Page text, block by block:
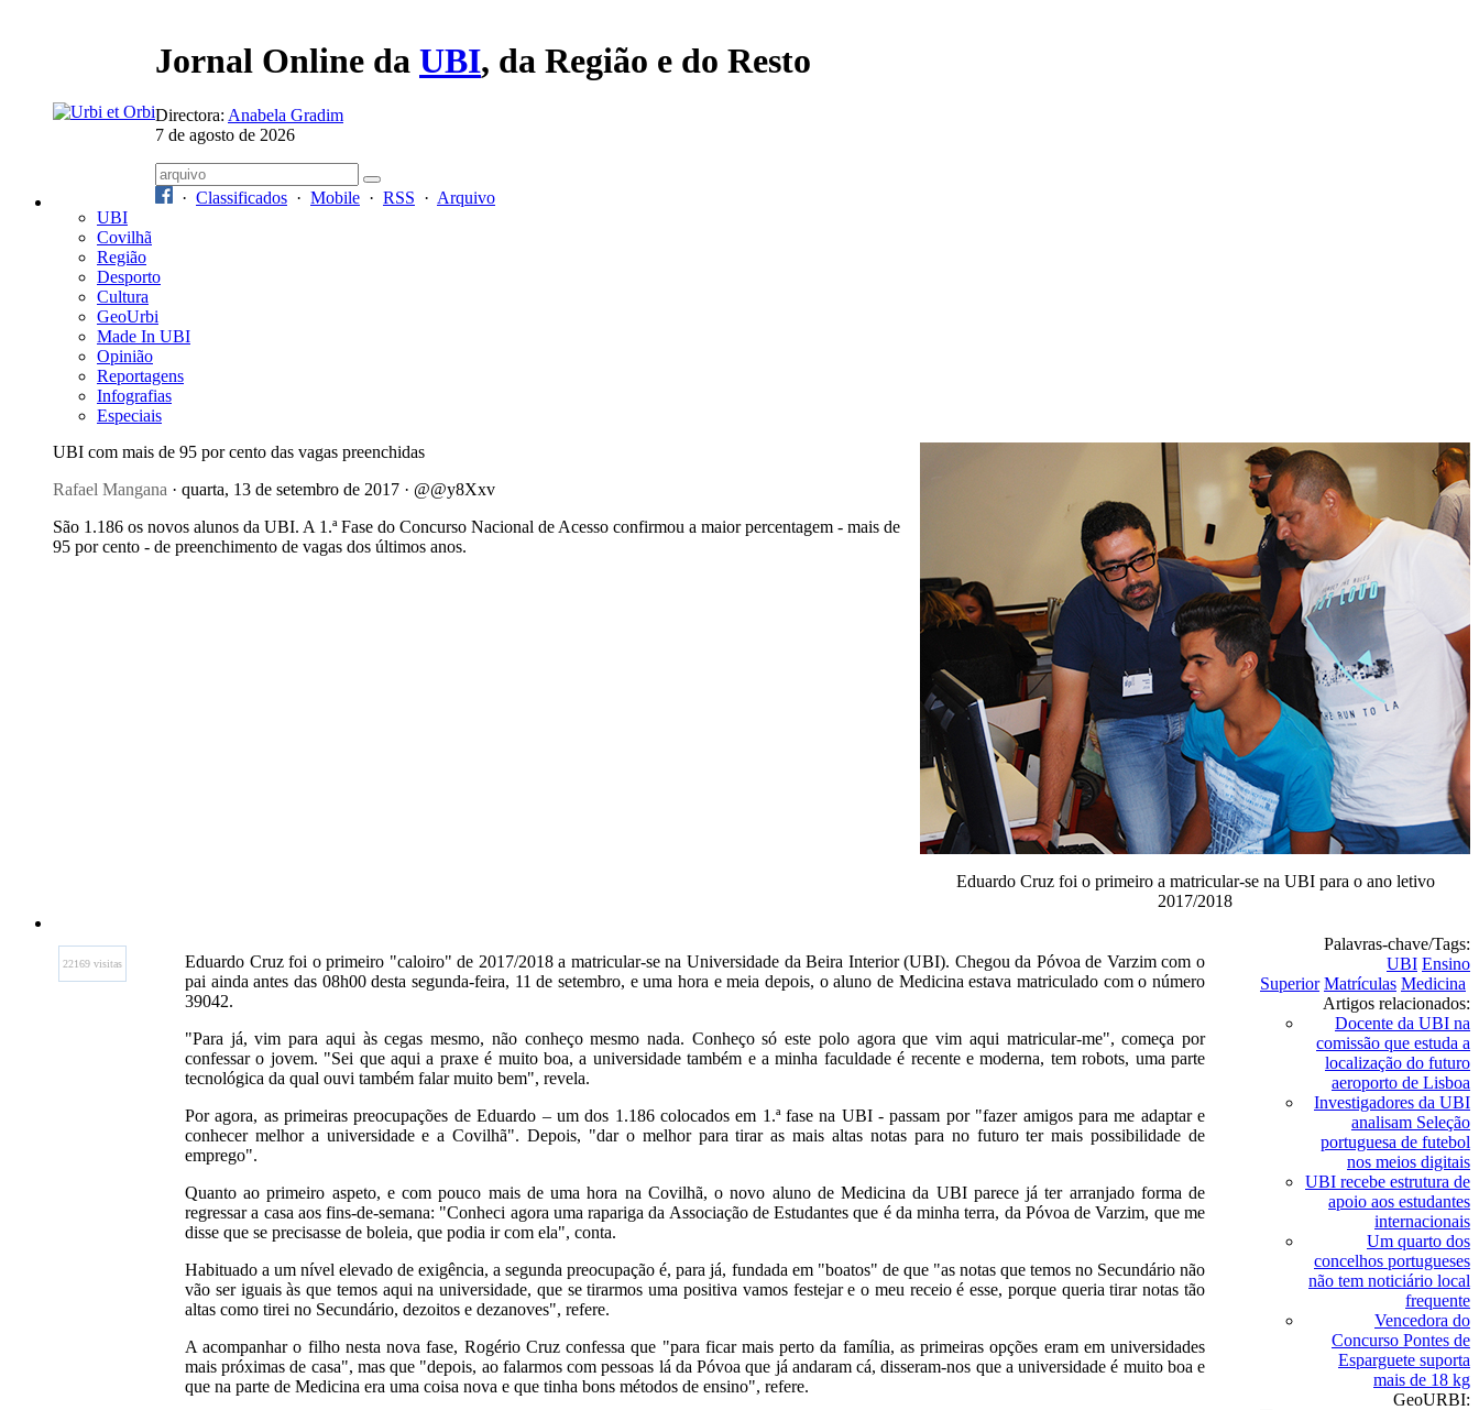
Jornal Online da UBI, da Região e do Resto
Directora: Anabela Gradim
7 de agosto de 2026
· Classificados · Mobile · RSS · Arquivo
UBI
Covilhã
Região
Desporto
Cultura
GeoUrbi
Made In UBI
Opinião
Reportagens
Infografias
Especiais
UBI com mais de 95 por cento das vagas preenchidas
Rafael Mangana · quarta, 13 de setembro de 2017 · @@y8Xxv
São 1.186 os novos alunos da UBI. A 1.ª Fase do Concurso Nacional de Acesso confirmou a maior percentagem - mais de
95 por cento - de preenchimento de vagas dos últimos anos.
Eduardo Cruz foi o primeiro a matricular-se na UBI para o ano letivo
2017/2018
22169 visitas
Eduardo Cruz foi o primeiro "caloiro" de 2017/2018 a matricular-se na Universidade da Beira Interior (UBI). Chegou da Póvoa de Varzim com o
pai ainda antes das 08h00 desta segunda-feira, 11 de setembro, e uma hora e meia depois, o aluno de Medicina estava matriculado com o número
39042.
"Para já, vim para aqui às cegas mesmo, não conheço mesmo nada. Conheço só este polo agora que vim aqui matricular-me", começa por
confessar o jovem. "Sei que aqui a praxe é muito boa, a universidade também e a minha faculdade é recente e moderna, tem robots, uma parte
tecnológica da qual ouvi também falar muito bem", revela.
Por agora, as primeiras preocupações de Eduardo – um dos 1.186 colocados em 1.ª fase na UBI - passam por "fazer amigos para me adaptar e
conhecer melhor a universidade e a Covilhã". Depois, "dar o melhor para tirar as mais altas notas para no futuro ter mais possibilidade de
emprego".
Quanto ao primeiro aspeto, e com pouco mais de uma hora na Covilhã, o novo aluno de Medicina da UBI parece já ter arranjado forma de
regressar a casa aos fins-de-semana: "Conheci agora uma rapariga da Associação de Estudantes que é da minha terra, da Póvoa de Varzim, que me
disse que se precisasse de boleia, que podia ir com ela", conta.
Habituado a um nível elevado de exigência, a segunda preocupação é, para já, fundada em "boatos" de que "as notas que temos no Secundário não
vão ser iguais às que temos aqui na universidade, que se tirarmos uma positiva vamos festejar e o meu receio é esse, porque queria tirar notas tão
altas como tirei no Secundário, dezoitos e dezanoves", refere.
A acompanhar o filho nesta nova fase, Rogério Cruz confessa que "para ficar mais perto da família, as primeiras opções eram em universidades
mais próximas de casa", mas que "depois, ao falarmos com pessoas lá da Póvoa que já andaram cá, disseram-nos que a universidade é muito boa e
que na parte de Medicina era uma coisa nova e que tinha bons métodos de ensino", refere.
Palavras-chave/Tags:
UBI Ensino
Superior Matrículas Medicina
Artigos relacionados:
Docente da UBI na
comissão que estuda a
localização do futuro
aeroporto de Lisboa
Investigadores da UBI
analisam Seleção
portuguesa de futebol
nos meios digitais
UBI recebe estrutura de
apoio aos estudantes
internacionais
Um quarto dos
concelhos portugueses
não tem noticiário local
frequente
Vencedora do
Concurso Pontes de
Esparguete suporta
mais de 18 kg
GeoURBI: